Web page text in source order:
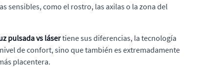
sensibles, como el rostro, las axilas o la zona del
pulsada vs lásertiene sus diferencias, la tecnología
de confort, sino que también es extremadamente
placentera.